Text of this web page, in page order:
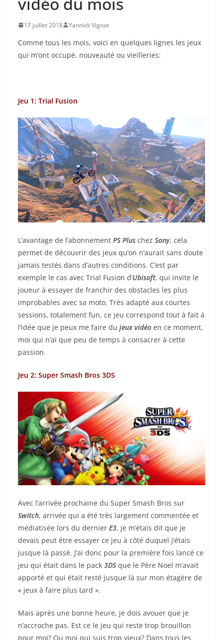
17 juillet 2018 Yannick Vignat
Comme tous les mois, voici en quelques lignes les jeux
qui m’ont occupé, nouveauté ou vieilleries:
Jeu 1: Trial Fusion
L’avantage de l’abonnement PS Plus chez Sony, cela
permet de découvrir des jeux qu’on n’aurait sans doute
jamais testés dans d’autres conditions. C’est par
exemple le cas avec Trial Fusion d’Ubisoft, qui invite le
joueur à essayer de franchir des obstacles les plus
improbables avec sa moto. Très adapté aux courtes
sessions, totalement fun, ce jeu correspond tout à fait à
l’idée que je peux me faire du jeux vidéo en ce moment,
moi qui n’ai que peu de temps à consacrer à cette
passion.
Jeu 2: Super Smash Bros 3DS
Avec l’arrivée prochaine du Super Smash Bros sur
Switch, arrivée qui a été très largement commentée et
médiatisée lors du dernier E3, je m’étais dit que je
devais peut être essayer ce jeu à côté duquel j’étais
jusque là passé. J’ai donc pour la première fois lancé ce
jeu qui était dans le pack 3DS que le Père Noel m’avait
apporté et qui était resté jusque là sur mon étagère de
« jeux à faire plus tard ».
Mais après une bonne heure, je dois avouer que je
n’accroche pas. Est ce le jeu qui reste trop brouillon
pour moi? Ou moi qui suis trop vieux? Dans tous les